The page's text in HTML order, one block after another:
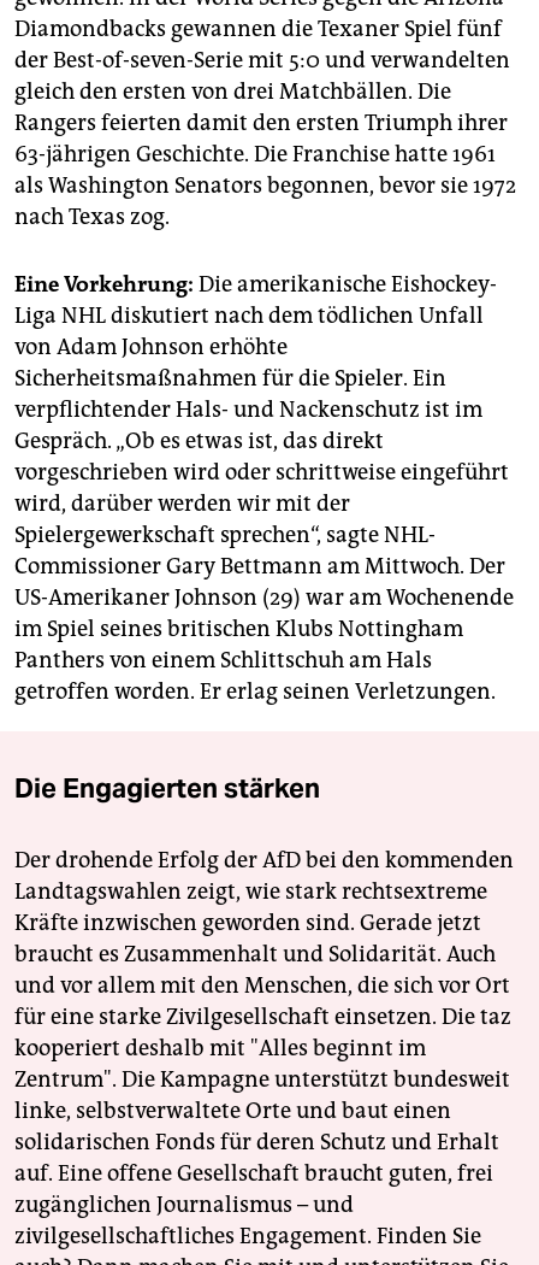
Diamondbacks gewannen die Texaner Spiel fünf
der Best-of-seven-Serie mit 5:0 und verwandelten
gleich den ersten von drei Matchbällen. Die
Rangers feierten damit den ersten Triumph ihrer
63-jährigen Geschichte. Die Franchise hatte 1961
als Washington Senators begonnen, bevor sie 1972
nach Texas zog.
Eine Vorkehrung: Die amerikanische Eishockey-
Liga NHL diskutiert nach dem tödlichen Unfall
von Adam Johnson erhöhte
Sicherheitsmaßnahmen für die Spieler. Ein
verpflichtender Hals- und Nackenschutz ist im
Gespräch. „Ob es etwas ist, das direkt
vorgeschrieben wird oder schrittweise eingeführt
wird, darüber werden wir mit der
Spielergewerkschaft sprechen“, sagte NHL-
Commissioner Gary Bettmann am Mittwoch. Der
US-Amerikaner Johnson (29) war am Wochenende
im Spiel seines britischen Klubs Nottingham
Panthers von einem Schlittschuh am Hals
getroffen worden. Er erlag seinen Verletzungen.
Die Engagierten stärken
Der drohende Erfolg der AfD bei den kommenden
Landtagswahlen zeigt, wie stark rechtsextreme
Kräfte inzwischen geworden sind. Gerade jetzt
braucht es Zusammenhalt und Solidarität. Auch
und vor allem mit den Menschen, die sich vor Ort
für eine starke Zivilgesellschaft einsetzen. Die taz
kooperiert deshalb mit "Alles beginnt im
Zentrum". Die Kampagne unterstützt bundesweit
linke, selbstverwaltete Orte und baut einen
solidarischen Fonds für deren Schutz und Erhalt
auf. Eine offene Gesellschaft braucht guten, frei
zugänglichen Journalismus – und
zivilgesellschaftliches Engagement. Finden Sie